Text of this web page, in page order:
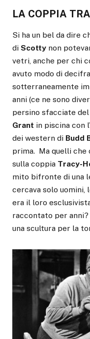
LA COPPIA
Si ha un bel da dire
di Scotty non
vetri, anche per chi
avuto modo di
sotterraneamente
anni (ce ne sono
persino sfacciate
Grant in piscina con
dei western di Budd
prima. Ma quelli che
sulla coppia Tracy-
mito bifronte di una
cercava solo uomini,
era il loro
raccontato per anni?
una scultura per la